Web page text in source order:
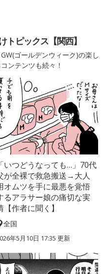
トピックス【関西】
ゴールデンウィーク)の楽し
ンテンツも続々！
「いつどうなっても…」70代
が全裸で救急搬送→大人
オムツを手に最悪を覚悟
るアラサー娘の痛切な実
【作者に聞く】
全国
年5月10日 17:35 更新